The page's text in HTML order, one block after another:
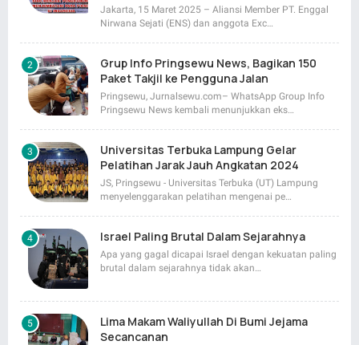
Jakarta, 15 Maret 2025 – Aliansi Member PT. Enggal
Nirwana Sejati (ENS) dan anggota Exc…
Grup Info Pringsewu News, Bagikan 150
Paket Takjil ke Pengguna Jalan
Pringsewu, Jurnalsewu.com– WhatsApp Group Info
Pringsewu News kembali menunjukkan eks…
Universitas Terbuka Lampung Gelar
Pelatihan Jarak Jauh Angkatan 2024
JS, Pringsewu - Universitas Terbuka (UT) Lampung
menyelenggarakan pelatihan mengenai pe…
Israel Paling Brutal Dalam Sejarahnya
Apa yang gagal dicapai Israel dengan kekuatan paling
brutal dalam sejarahnya tidak akan…
Lima Makam Waliyullah Di Bumi Jejama
Secancanan